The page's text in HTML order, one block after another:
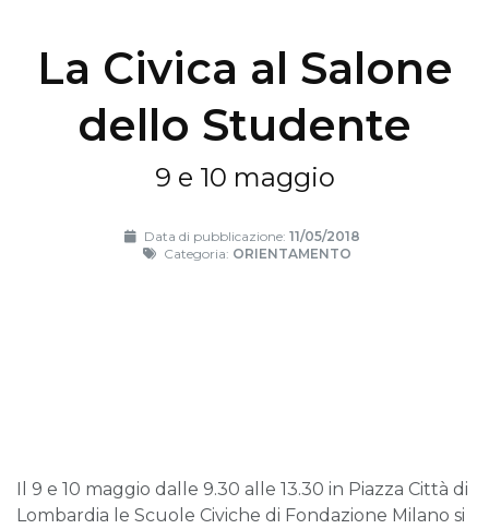
La Civica al Salone
dello Studente
9 e 10 maggio
Data di pubblicazione: 11/05/2018
Categoria: ORIENTAMENTO
Il 9 e 10 maggio dalle 9.30 alle 13.30 in Piazza Città di
Lombardia le Scuole Civiche di Fondazione Milano si